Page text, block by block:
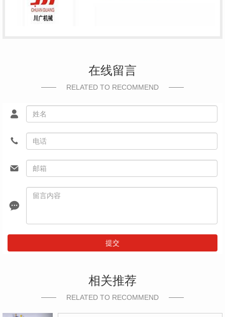
在线留言
RELATED TO RECOMMEND
提交
相关推荐
RELATED TO RECOMMEND